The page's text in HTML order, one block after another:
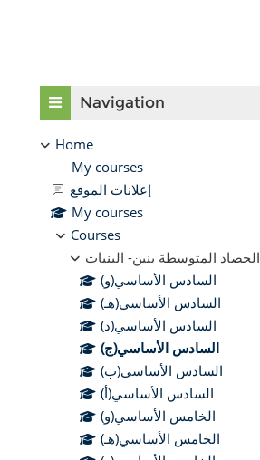
Blocks
Navigation
Home
My courses
إعلانات الموقع
My courses
Courses
الحصاد المتوسطة بنين- البنيات
السادس الأساسي(و)
السادس الأساسي(هـ)
السادس الأساسي(د)
السادس الأساسي(ج)
السادس الأساسي(ب)
السادس الأساسي(أ)
الخامس الأساسي(و)
الخامس الأساسي(هـ)